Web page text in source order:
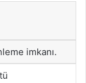
imkanı.